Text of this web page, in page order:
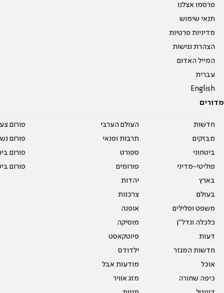
פרסמו אצלנו
תנאי שימוש
מדיניות פרטיות
הצהרת נגישות
המייל האדום
עברית
English
מדורים
חדשות
מבזקים
ביטחוני
פוליטי-מדיני
בארץ
בעולם
משפט ופלילים
כלכלה ונדל"ן
דעות
חדשות המגזר
אוכל
כיפה שחורה
העולם הערבי
תרבות ופנאי
ספורט
פורומים
יהדות
צרכנות
אופנה
מוסיקה
פיוטקאסט
ילדודס
מודעות אבל
מזג אוויר
פורום
פורום
פורום
פורום